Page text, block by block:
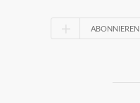
ABONNIEREN